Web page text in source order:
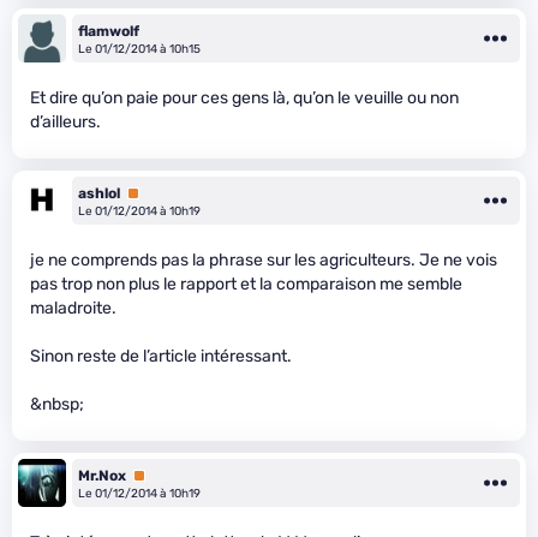
flamwolf
Le 01/12/2014 à 10h15
Et dire qu’on paie pour ces gens là, qu’on le veuille ou non
d’ailleurs.
ashlol Premium
Le 01/12/2014 à 10h19
je ne comprends pas la phrase sur les agriculteurs. Je ne vois
pas trop non plus le rapport et la comparaison me semble
maladroite.
Sinon reste de l’article intéressant.
&nbsp;
Mr.Nox Premium
Le 01/12/2014 à 10h19